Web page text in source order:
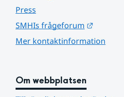
Press
SMHIs frågeforum
Mer kontaktinformation
Om webbplatsen